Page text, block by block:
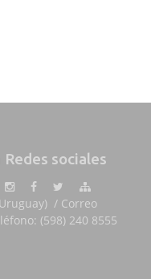
Redes sociales
/ Correo
(598) 240 8555